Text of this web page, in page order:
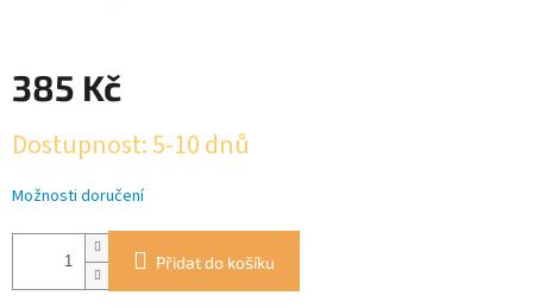
385 Kč
cena:
Dostupnost: 5-10 dnů
Možnosti doručení
Přidat do košíku